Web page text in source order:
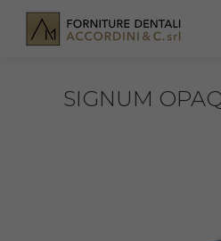
SIGNUM